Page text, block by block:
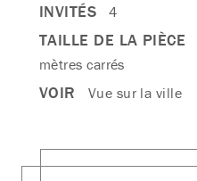
INVITÉS 4
TAILLE DE LA PIÈCE
mètres carrés
VOIR Vue sur la ville